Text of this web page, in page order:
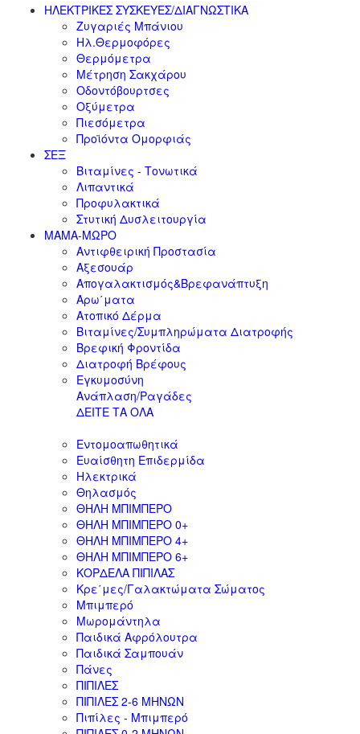
ΗΛΕΚΤΡΙΚΕΣ ΣΥΣΚΕΥΕΣ/ΔΙΑΓΝΩΣΤΙΚΑ
Ζυγαριές Μπάνιου
Ηλ.Θερμοφόρες
Θερμόμετρα
Μέτρηση Σακχάρου
Οδοντόβουρτσες
Οξύμετρα
Πιεσόμετρα
Προϊόντα Ομορφιάς
ΣΕΞ
Βιταμίνες - Τονωτικά
Λιπαντικά
Προφυλακτικά
Στυτική Δυσλειτουργία
ΜΑΜΑ-ΜΩΡΟ
Αντιφθειρική Προστασία
Αξεσουάρ
Απογαλακτισμός&Βρεφανάπτυξη
Αρω΄ματα
Ατοπικό Δέρμα
Βιταμίνες/Συμπληρώματα Διατροφής
Βρεφική Φροντίδα
Διατροφή Βρέφους
Εγκυμοσύνη
Ανάπλαση/Ραγάδες
ΔΕΙΤΕ ΤΑ ΟΛΑ
Εντομοαπωθητικά
Ευαίσθητη Επιδερμίδα
Ηλεκτρικά
Θηλασμός
ΘΗΛΗ ΜΠΙΜΠΕΡΟ
ΘΗΛΗ ΜΠΙΜΠΕΡΟ 0+
ΘΗΛΗ ΜΠΙΜΠΕΡΟ 4+
ΘΗΛΗ ΜΠΙΜΠΕΡΟ 6+
ΚΟΡΔΕΛΑ ΠΙΠΙΛΑΣ
Κρε΄μες/Γαλακτώματα Σώματος
Μπιμπερό
Μωρομάντηλα
Παιδικά Αφρόλουτρα
Παιδικά Σαμπουάν
Πάνες
ΠΙΠΙΛΕΣ
ΠΙΠΙΛΕΣ 2-6 ΜΗΝΩΝ
Πιπίλες - Μπιμπερό